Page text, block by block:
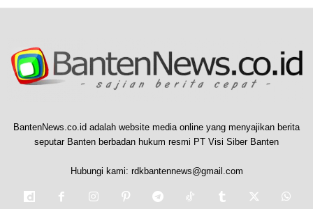
BantenNews.co.id adalah website media online yang menyajikan berita
seputar Banten berbadan hukum resmi PT Visi Siber Banten
Hubungi kami: rdkbantennews@gmail.com